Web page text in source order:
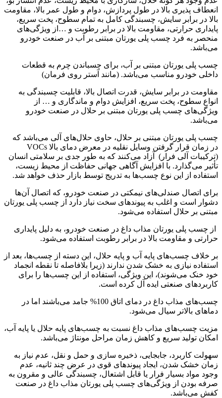
انعطاف پذیری بالا در طول پردازش، دوام و طول عمر بالا، مقاومت
بالا در برابر سایش، چسبندگی کامل به تمام سطوح، پخت سریع،
پایداری حرارتی، مقاومت بالا در برابر رطوبت و …از ویژگی‌های
منحصر به فرد چسب پلی یورتان مبتنی بر آب در صنعت خودرو
می‌باشد.
چسب پلی یورتان مبتنی بر آب، برای چسباندن چرم به قطعات
داخلی خودرو مناسب می‌باشد. (مانند آستر روی فرمان)
مقاومت در برابر سایش، قدرت اتصال بالا، قابلیت چسبندگی به
انواع سطوح، پخت سریع، افزایش دوام و ماندگاری و … از
ویژگی‌های چسب پلی یورتان مبتنی بر حلال در صنعت خودرو
می‌باشد.
چسب پلی یورتان مبتنی بر حلال، حاوی حلال‌های آلی می‌باشد که
در زمان قرار گرفتن وسایل نقلیه در معرض دمای بالا VOCs
(ترکیبات آلی فرار) آزاد می‌کنند که به طور جدی بر سلامتی انسان
تأثیر می‌گذارد. با افزایش آگاهی جهانی حفاظت از محیط زیست،
استفاده از این نوع چسب‌ها به تدریج توسط بازار حذف خواهد شد.
برای اتصال صندلی‌های نیمکتی در صنعت خودرو، که اتصال آن‌ها
دشوار است و اغلب به پیوندهای سخت نیاز دارد از چسب پلی یورتان
مبتنی بر حلال استفاده می‌شود.
از چسب پلی یورتان مذاب داغ در صنعت خودرو، به دلیل پایداری
حرارتی و مقاومت بالا در برابر رطوبت استفاده می‌شود.
بر خلاف چسب‌های پایه آب و پایه حلال، این دسته از چسب‌ها، بعد از
استفاده نیازی به خشک شدن ندارند (زیرا بلافاصله تا نقطه انجماد
خود خنک می‌شوند)، این ویژگی، استفاده از این چسب‌ها را برای
کاربردهای صنعتی ایده آل کرده است.
چسب‌های مذاب داغ در دمای اتاق 100% جامد می‌باشند اما در
دماهای بالاتر سیال می‌شود.
مزیت چسب‌های مذاب داغ نسبت به چسب‌های پایه حلال یا پایه آب،
امکان تولید سریع و کاهش زمان مراحل مونتاژ می‌باشد.
سهولت کاربرد، جابجایی، ذخیره سازی و حمل و نقل، عدم نیاز به
زمان خشک شدن، ایجاد پیوندهای قوی در عرض چند ثانیه، عدم
وجود مواد بسیار فرار یا قابل اشتعال، چسبندگی عالی و مقرون به
صرفه بودن از ویژگی‌های چسب پلی یورتان مذاب داغ در صنعت
کفش می‌باشد.